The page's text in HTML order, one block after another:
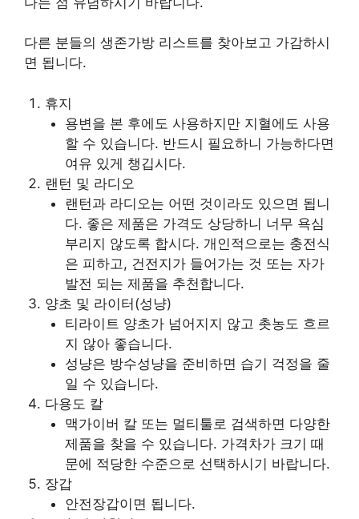
다른 분들의 생존가방 리스트를 찾아보고 가감하시
면 됩니다.
휴지
용변을 본 후에도 사용하지만 지혈에도 사용
할 수 있습니다. 반드시 필요하니 가능하다면
여유 있게 챙깁시다.
랜턴 및 라디오
랜턴과 라디오는 어떤 것이라도 있으면 됩니
다. 좋은 제품은 가격도 상당하니 너무 욕심
부리지 않도록 합시다. 개인적으로는 충전식
은 피하고, 건전지가 들어가는 것 또는 자가
발전 되는 제품을 추천합니다.
양초 및 라이터(성냥)
티라이트 양초가 넘어지지 않고 촛농도 흐르
지 않아 좋습니다.
성냥은 방수성냥을 준비하면 습기 걱정을 줄
일 수 있습니다.
다용도 칼
맥가이버 칼 또는 멀티툴로 검색하면 다양한
제품을 찾을 수 있습니다. 가격차가 크기 때
문에 적당한 수준으로 선택하시기 바랍니다.
장갑
안전장갑이면 됩니다.